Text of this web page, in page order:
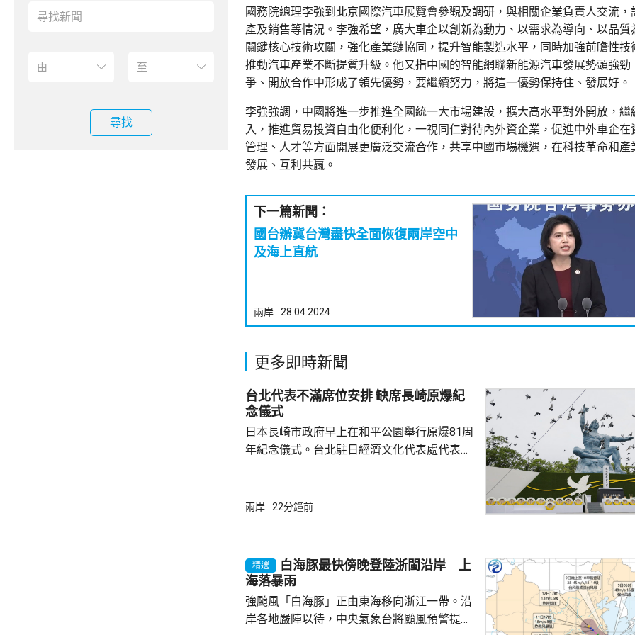
尋找
國務院總理李強到北京國際汽車展覽會參觀及調研，與相關企業負責人交流，
產及銷售等情況。李強希望，廣大車企以創新為動力、以需求為導向、以品質
關鍵核心技術攻關，強化產業鏈協同，提升智能製造水平，同時加強前瞻性技
推動汽車產業不斷提質升級。他又指中國的智能網聯新能源汽車發展勢頭強勁
爭、開放合作中形成了領先優勢，要繼續努力，將這一優勢保持住、發展好。
李強強調，中國將進一步推進全國統一大市場建設，擴大高水平對外開放，繼
入，推進貿易投資自由化便利化，一視同仁對待內外資企業，促進中外車企在
管理、人才等方面開展更廣泛交流合作，共享中國市場機遇，在科技革命和產
發展、互利共贏。
下一篇新聞：
國台辦冀台灣盡快全面恢復兩岸空中
及海上直航
兩岸 28.04.2024
更多即時新聞
台北代表不滿席位安排 缺席長崎原爆紀
念儀式
日本長崎市政府早上在和平公園舉行原爆81周
年紀念儀式。台北駐日經濟文化代表處代表李
在使節團區域外，刻意矮化台灣地位；代表處
兩岸 22分鐘前
精選
白海豚最快傍晚登陸浙閩沿岸 上
海落暴雨
強颱風「白海豚」正由東海移向浙江一帶。沿
岸各地嚴陣以待，中央氣象台將颱風預警提升